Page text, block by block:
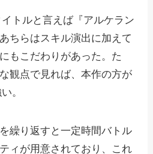
イトルと言えば『アルケラン
ちらはスキル演出に加えて
もこだわりがあった。た
観点で見れば、本作の方が
。
繰り返すと一定時間バトル
ィが用意されており、これ